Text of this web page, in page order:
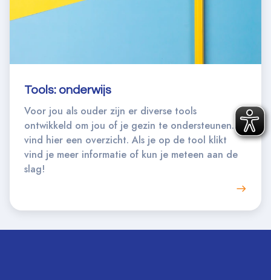
Tools: onderwijs
Voor jou als ouder zijn er diverse tools
ontwikkeld om jou of je gezin te ondersteunen. Je
vind hier een overzicht. Als je op de tool klikt
vind je meer informatie of kun je meteen aan de
slag!